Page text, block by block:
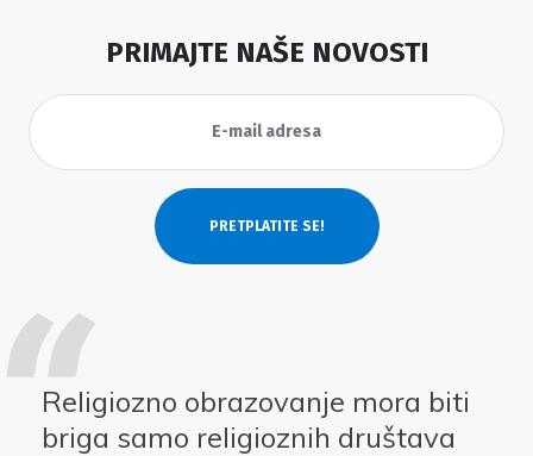
PRIMAJTE NAŠE NOVOSTI
Religiozno obrazovanje mora biti
briga samo religioznih društava